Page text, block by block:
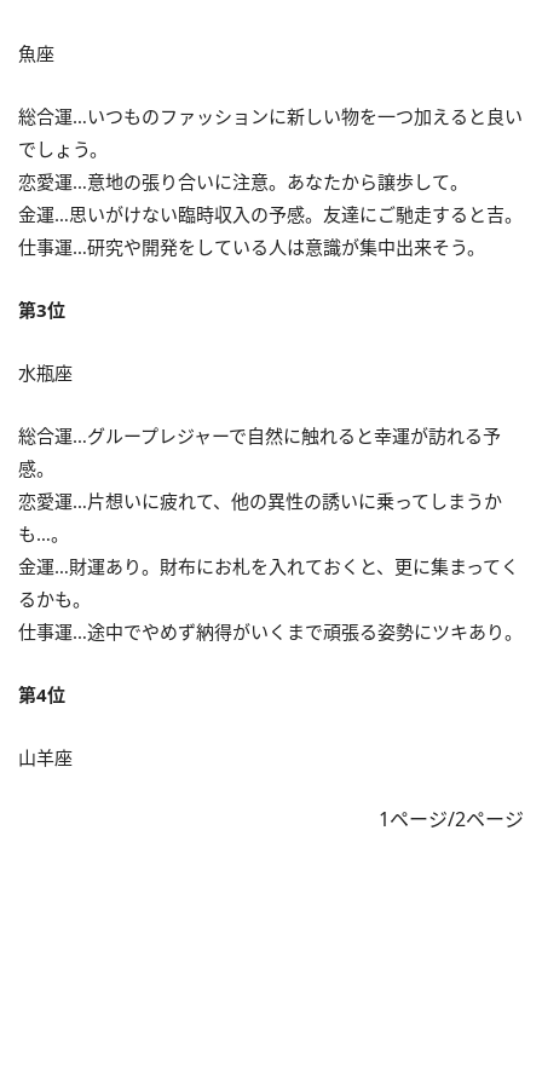
魚座
総合運…いつものファッションに新しい物を一つ加えると良い
でしょう。
恋愛運…意地の張り合いに注意。あなたから譲歩して。
金運…思いがけない臨時収入の予感。友達にご馳走すると吉。
仕事運…研究や開発をしている人は意識が集中出来そう。
第3位
水瓶座
総合運…グループレジャーで自然に触れると幸運が訪れる予
感。
恋愛運…片想いに疲れて、他の異性の誘いに乗ってしまうか
も…。
金運…財運あり。財布にお札を入れておくと、更に集まってく
るかも。
仕事運…途中でやめず納得がいくまで頑張る姿勢にツキあり。
第4位
山羊座
1ページ/2ページ